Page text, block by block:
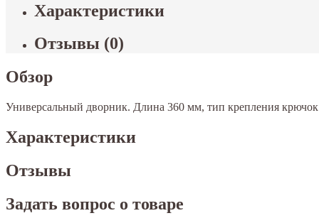
Характеристики
Отзывы (0)
Обзор
Универсальный дворник. Длина 360 мм, тип крепления
Характеристики
Отзывы
Задать вопрос о товаре